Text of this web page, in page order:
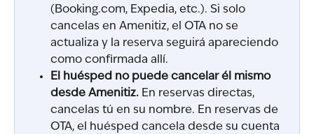
(Booking.com, Expedia, etc.). Si solo
cancelas en Amenitiz, el OTA no se
actualiza y la reserva seguirá apareciendo
como confirmada allí.
El huésped no puede cancelar él mismo
desde Amenitiz. En reservas directas,
cancelas tú en su nombre. En reservas de
OTA, el huésped cancela desde su cuenta